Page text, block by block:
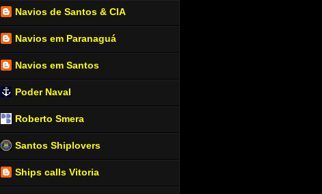
Navios de Santos & CIA
Navios em Paranaguá
Navios em Santos
Poder Naval
Roberto Smera
Santos Shiplovers
Ships calls Vitoria